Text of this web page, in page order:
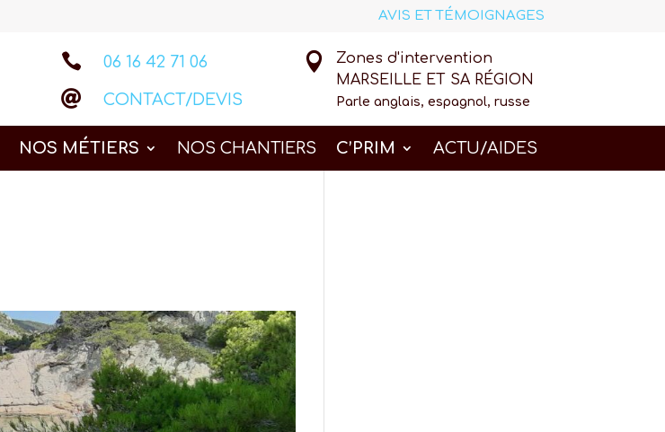
AVIS ET TÉMOIGNAGES
 06 16 42 71 06
 CONTACT/DEVIS

Zones d'intervention
MARSEILLE ET SA RÉGION
Parle anglais, espagnol, russe
NOS MÉTIERS NOS CHANTIERS C’PRIM ACTU/AIDES